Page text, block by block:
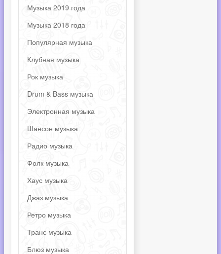
Музыка 2019 года
Музыка 2018 года
Популярная музыка
Клубная музыка
Рок музыка
Drum & Bass музыка
Электронная музыка
Шансон музыка
Радио музыка
Фолк музыка
Хаус музыка
Джаз музыка
Ретро музыка
Транс музыка
Блюз музыка